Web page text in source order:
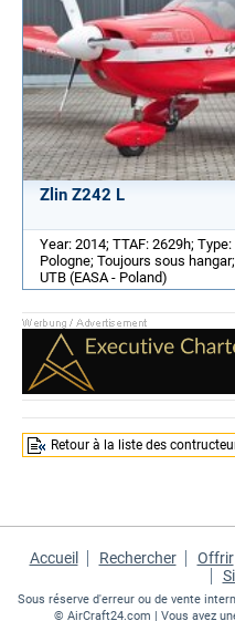
Zlin Z242 L
Year: 2014; TTAF: 2629h;
Pologne; Toujours sous
UTB (EASA - Poland)
Retour à la liste des
Accueil Rechercher Offrir
Sous réserve d'erreur ou de vente
© AirCraft24.com | Vous avez